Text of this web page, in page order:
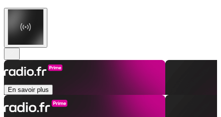
En savoir plus